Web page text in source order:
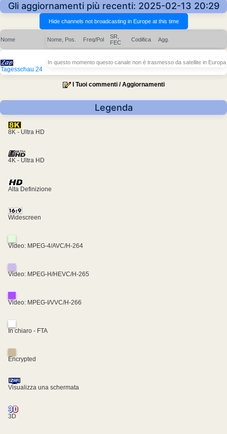
Gli aggiornamenti più recenti: 2025-02-13 20:29
Nome Nome, Pos. Freq/Pol
SR,
FEC
Codifica Agg.
Tagesschau 24
In questo momento questo canale non è trasmesso da satellite in Europa
I Tuoi commenti / Aggiornamenti
Legenda
8K - Ultra HD
4K - Ultra HD
Alta Definizione
Widescreen
Video: MPEG-4/AVC/H-264
Video: MPEG-H/HEVC/H-265
Video: MPEG-I/VVC/H-266
In chiaro - FTA
Encrypted
Visualizza una schermata
3D